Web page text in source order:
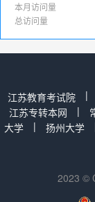
本月访问量
总访问量
江苏教育考试院 |
江苏专转本网
|
大学
| 扬州大学
2023 ©